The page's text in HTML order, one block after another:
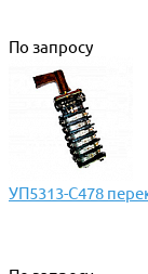
По запросу
УП5313-С478